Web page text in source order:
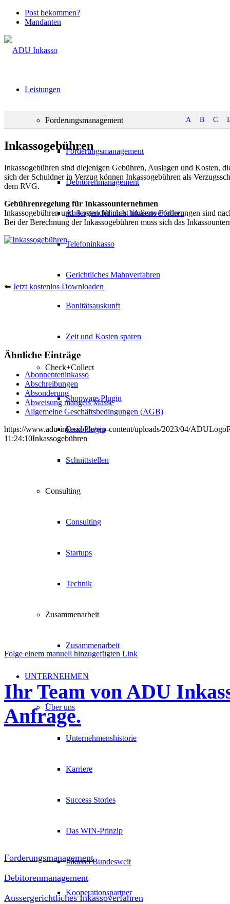
Post bekommen?
Mandanten
Leistungen
Forderungsmanagement
Forderungsmanagement
Debitorenmanagement
Außergerichtliches Inkassoverfahren
Telefoninkasso
Gerichtliches Mahnverfahren
Bonitätsauskunft
Zeit und Kosten sparen
Check+Collect
Shopware Plugin
Oxid Plugin
Schnittstellen
Consulting
Consulting
Startups
Technik
Zusammenarbeit
Zusammenarbeit
UNTERNEHMEN
Über uns
Unternehmenshistorie
Karriere
Success Stories
Das WIN-Prinzip
Inkasso Bundesweit
Kooperationspartner
A B C
Inkassogebühren
Inkassogebühren sind diejenigen Gebühren, Auslagen und Kosten,
sich der Schuldner in Verzug können Inkassogebühren als
dem RVG.
Gebührenregelung für Inkassounternehmen
Inkassogebühren und -kosten für nicht titulierte Forderungen sind
Bei der Berechnung der Inkassogebühren muss sich das
⬅️ Jetzt kostenlos Downloaden
Ähnliche Einträge
Abonnenteninkasso
Abschreibungen
Absonderung
Abweisung mangels Masse
Allgemeine Geschäftsbedingungen (AGB)
https://www.adu-inkasso.de/wp-content/uploads/2023/04/
11:24:10Inkassogebühren
Folge einem manuell hinzugefügten Link
Ihr Team von ADU
Anfrage.
Forderungsmanagement
Debitorenmanagement
Aussergerichtliches Inkassoverfahren